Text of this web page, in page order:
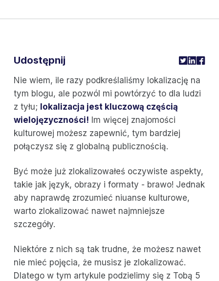
Nie wiem, ile razy podkreślaliśmy lokalizację na
tym blogu, ale pozwól mi powtórzyć to dla ludzi
z tyłu; lokalizacja jest kluczową częścią
wielojęzyczności! Im więcej znajomości
kulturowej możesz zapewnić, tym bardziej
połączysz się z globalną publicznością.
Być może już zlokalizowałeś oczywiste aspekty,
takie jak język, obrazy i formaty - brawo! Jednak
aby naprawdę zrozumieć niuanse kulturowe,
warto zlokalizować nawet najmniejsze
szczegóły.
Niektóre z nich są tak trudne, że możesz nawet
nie mieć pojęcia, że musisz je zlokalizować.
Dlatego w tym artykule podzielimy się z Tobą 5
Udostępnij